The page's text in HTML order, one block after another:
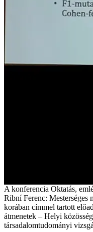
A konferencia Oktatás,
Ribní Ferenc: Mesterséges
korában címmel tartott
átmenetek – Helyi
társadalomtudományi